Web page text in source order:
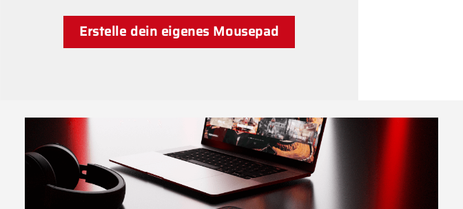
Erstelle dein eigenes Mousepad